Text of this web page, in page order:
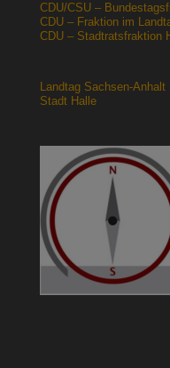
CDU/CSU –
CDU – Fraktion im
CDU – Stadtratsfraktion
Landtag Sachsen-Anhalt
Stadt Halle